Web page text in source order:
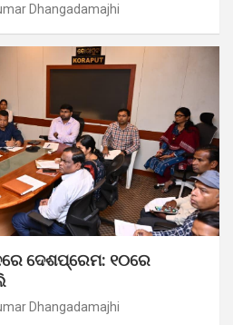
Dhangadamajhi
ଦେଶପ୍ରେମ: ୧୦ରେ
Dhangadamajhi